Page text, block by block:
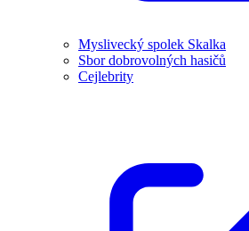
Myslivecký spolek Skalka
Sbor dobrovolných hasičů
Cejlebrity